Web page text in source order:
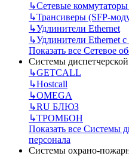
↳Сетевые
↳Трансиверы (SFP-
↳Удлинители Ethernet
↳Удлинители Ethernet с
Показать все Сетевое
Системы
↳GETCALL
↳Hostcall
↳OMEGA
↳RU БЛЮЗ
↳ТРОМБОН
Показать все Системы
персонала
Системы охрано-